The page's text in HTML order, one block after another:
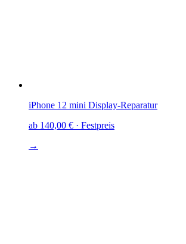
iPhone 12 mini Display-Reparatur
ab 140,00 € · Festpreis
→